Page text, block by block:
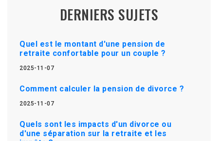
DERNIERS SUJETS
Quel est le montant d'une pension de
retraite confortable pour un couple ?
2025-11-07
Comment calculer la pension de divorce ?
2025-11-07
Quels sont les impacts d'un divorce ou
d'une séparation sur la retraite et les